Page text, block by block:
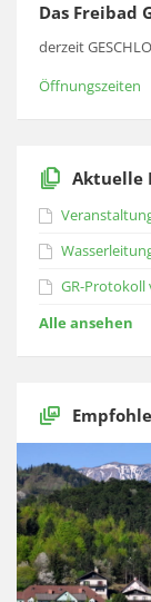
Das Freibad
derzeit
Öffnungszeiten
Aktuelle
GR-Protokoll
Alle ansehen